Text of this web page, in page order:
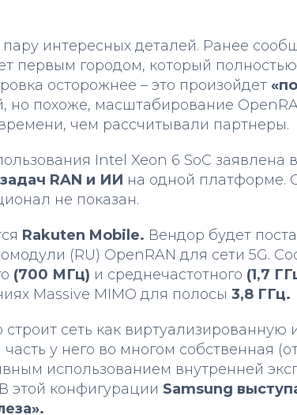
интересных деталей. Ранее
первым городом, который
осторожнее – это произойдет
но похоже, масштабирование
чем рассчитывали партнеры.
Intel Xeon 6 SoC заявлена
RAN и ИИ на одной платформе.
не показан.
Rakuten Mobile. Вендор будет
(RU) OpenRAN для сети 5G.
(700 МГц) и среднечастотного (1,7
Massive MIMO для полосы 3,8 ГГц.
сеть как виртуализированную
у него во многом собственная
использованием внутренней
этой конфигурации Samsung